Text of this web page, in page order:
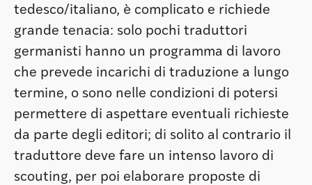
tedesco/italiano, è complicato e richiede
grande tenacia: solo pochi traduttori
germanisti hanno un programma di lavoro
che prevede incarichi di traduzione a lungo
termine, o sono nelle condizioni di potersi
permettere di aspettare eventuali richieste
da parte degli editori; di solito al contrario il
traduttore deve fare un intenso lavoro di
scouting, per poi elaborare proposte di